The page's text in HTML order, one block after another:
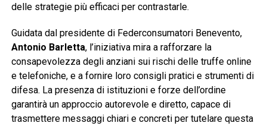
delle strategie più efficaci per contrastarle.
Guidata dal presidente di Federconsumatori Benevento,
Antonio Barletta, l’iniziativa mira a rafforzare la
consapevolezza degli anziani sui rischi delle truffe online
e telefoniche, e a fornire loro consigli pratici e strumenti di
difesa. La presenza di istituzioni e forze dell’ordine
garantirà un approccio autorevole e diretto, capace di
trasmettere messaggi chiari e concreti per tutelare questa